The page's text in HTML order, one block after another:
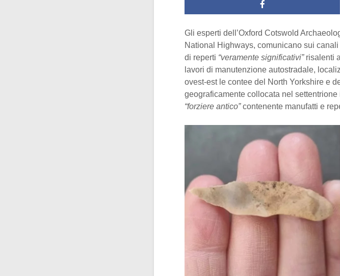
Gli esperti dell’Oxford Cotswold
National Highways, comunicano sui
di reperti “veramente significativi”risalenti
lavori di manutenzione autostradale,
ovest-est le contee del North Yorkshire e
geograficamente collocata nel
“forziere antico”contenente manufatti e